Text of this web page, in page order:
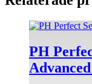
PH
Den
produkten
har
flera